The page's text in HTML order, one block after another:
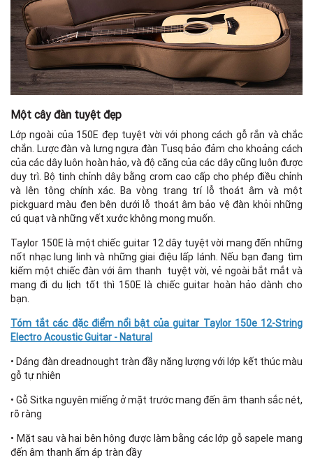
Một cây đàn tuyệt đẹp
Lớp ngoài của 150E đẹp tuyệt vời với phong cách gỗ rắn và chắc
chắn. Lược đàn và lưng ngựa đàn Tusq bảo đảm cho khoảng cách
của các dây luôn hoàn hảo, và độ căng của các dây cũng luôn được
duy trì. Bộ tinh chỉnh dây bằng crom cao cấp cho phép điều chỉnh
và lên tông chính xác. Ba vòng trang trí lỗ thoát âm và một
pickguard màu đen bên dưới lỗ thoát âm bảo vệ đàn khỏi những
cú quạt và những vết xước không mong muốn.
Taylor 150E là một chiếc guitar 12 dây tuyệt vời mang đến những
nốt nhạc lung linh và những giai điệu lấp lánh. Nếu bạn đang tìm
kiếm một chiếc đàn với âm thanh tuyệt vời, vẻ ngoài bắt mắt và
mang đi du lịch tốt thì 150E là chiếc guitar hoàn hảo dành cho
bạn.
Tóm tắt các đặc điểm nổi bật của guitar Taylor 150e 12-String
Electro Acoustic Guitar - Natural
• Dáng đàn dreadnought tràn đầy năng lượng với lớp kết thúc màu
gỗ tự nhiên
• Gỗ Sitka nguyên miếng ở mặt trước mang đến âm thanh sắc nét,
rõ ràng
• Mặt sau và hai bên hông được làm bằng các lớp gỗ sapele mang
đến âm thanh ấm áp tràn đầy